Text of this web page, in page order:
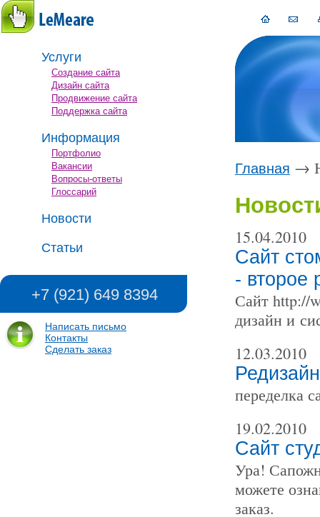
Услуги
Создание сайта
Дизайн сайта
Продвижение сайта
Поддержка сайта
Информация
Портфолио
Вакансии
Вопросы-ответы
Глоссарий
Новости
Статьи
+7 (921) 649 8394
Написать письмо
Контакты
Сделать заказ
Главная →
15.04.2010
Сайт
- второе
Сайт http://
дизайн и
12.03.2010
переделка
19.02.2010
Сайт
Ура!
можете
заказ.